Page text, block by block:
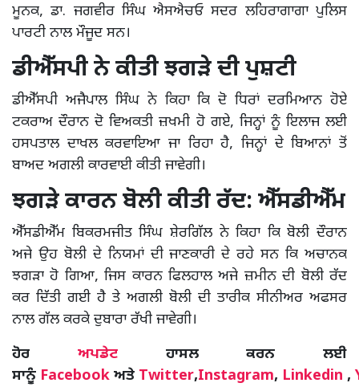
ਮੂਨਕ, ਡਾ. ਜਗਵੀਰ ਸਿੰਘ ਐਸਐਚਓ ਸਦਰ ਲਹਿਰਾਗਾਗਾ ਪੁਲਿਸ
ਪਾਰਟੀ ਨਾਲ ਮੌਜੂਦ ਸਨ।
ਡੀਐੱਸਪੀ ਨੇ ਕੀਤੀ ਝਗੜੇ ਦੀ ਪੁਸ਼ਟੀ
ਡੀਐੱਸਪੀ ਅਜੈਪਾਲ ਸਿੰਘ ਨੇ ਕਿਹਾ ਕਿ ਦੋ ਧਿਰਾਂ ਦਰਮਿਆਨ ਹੋਏ
ਟਕਰਾਅ ਦੌਰਾਨ ਦੋ ਵਿਅਕਤੀ ਜ਼ਖਮੀ ਹੋ ਗਏ, ਜਿਨ੍ਹਾਂ ਨੂੰ ਇਲਾਜ ਲਈ
ਹਸਪਤਾਲ ਦਾਖਲ ਕਰਵਾਇਆ ਜਾ ਰਿਹਾ ਹੈ, ਜਿਨ੍ਹਾਂ ਦੇ ਬਿਆਨਾਂ ਤੋਂ
ਬਾਅਦ ਅਗਲੀ ਕਾਰਵਾਈ ਕੀਤੀ ਜਾਵੇਗੀ।
ਝਗੜੇ ਕਾਰਨ ਬੋਲੀ ਕੀਤੀ ਰੱਦ: ਐੱਸਡੀਐੱਮ
ਐੱਸਡੀਐੱਮ ਬਿਕਰਮਜੀਤ ਸਿੰਘ ਸ਼ੇਰਗਿੱਲ ਨੇ ਕਿਹਾ ਕਿ ਬੋਲੀ ਦੌਰਾਨ
ਅਜੇ ਉਹ ਬੋਲੀ ਦੇ ਨਿਯਮਾਂ ਦੀ ਜਾਣਕਾਰੀ ਦੇ ਰਹੇ ਸਨ ਕਿ ਅਚਾਨਕ
ਝਗੜਾ ਹੋ ਗਿਆ, ਜਿਸ ਕਾਰਨ ਫਿਲਹਾਲ ਅਜੇ ਜ਼ਮੀਨ ਦੀ ਬੋਲੀ ਰੱਦ
ਕਰ ਦਿੱਤੀ ਗਈ ਹੈ ਤੇ ਅਗਲੀ ਬੋਲੀ ਦੀ ਤਾਰੀਕ ਸੀਨੀਅਰ ਅਫਸਰ
ਨਾਲ ਗੱਲ ਕਰਕੇ ਦੁਬਾਰਾ ਰੱਖੀ ਜਾਵੇਗੀ।
ਹੋਰ ਅਪਡੇਟਹਾਸਲ ਕਰਨ ਲਈ
ਸਾਨੂੰ Facebook ਅਤੇ Twitter,Instagram, Linkedin ,